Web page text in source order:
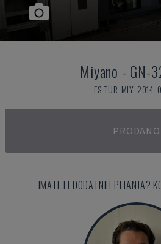
Miyano - GN-
ES-TUR-MIY-2014-
PRODANO
IMATE LI DODATNIH PITANJA?